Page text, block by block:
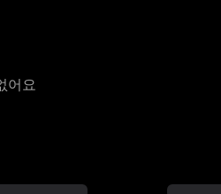
어요